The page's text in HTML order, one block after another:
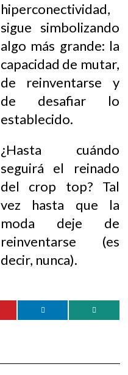
hiperconectividad,
sigue simbolizando
algo más grande: la
capacidad de mutar,
de reinventarse y
de desafiar lo
establecido.
¿Hasta cuándo
seguirá el reinado
del crop top? Tal
vez hasta que la
moda deje de
reinventarse (es
decir, nunca).